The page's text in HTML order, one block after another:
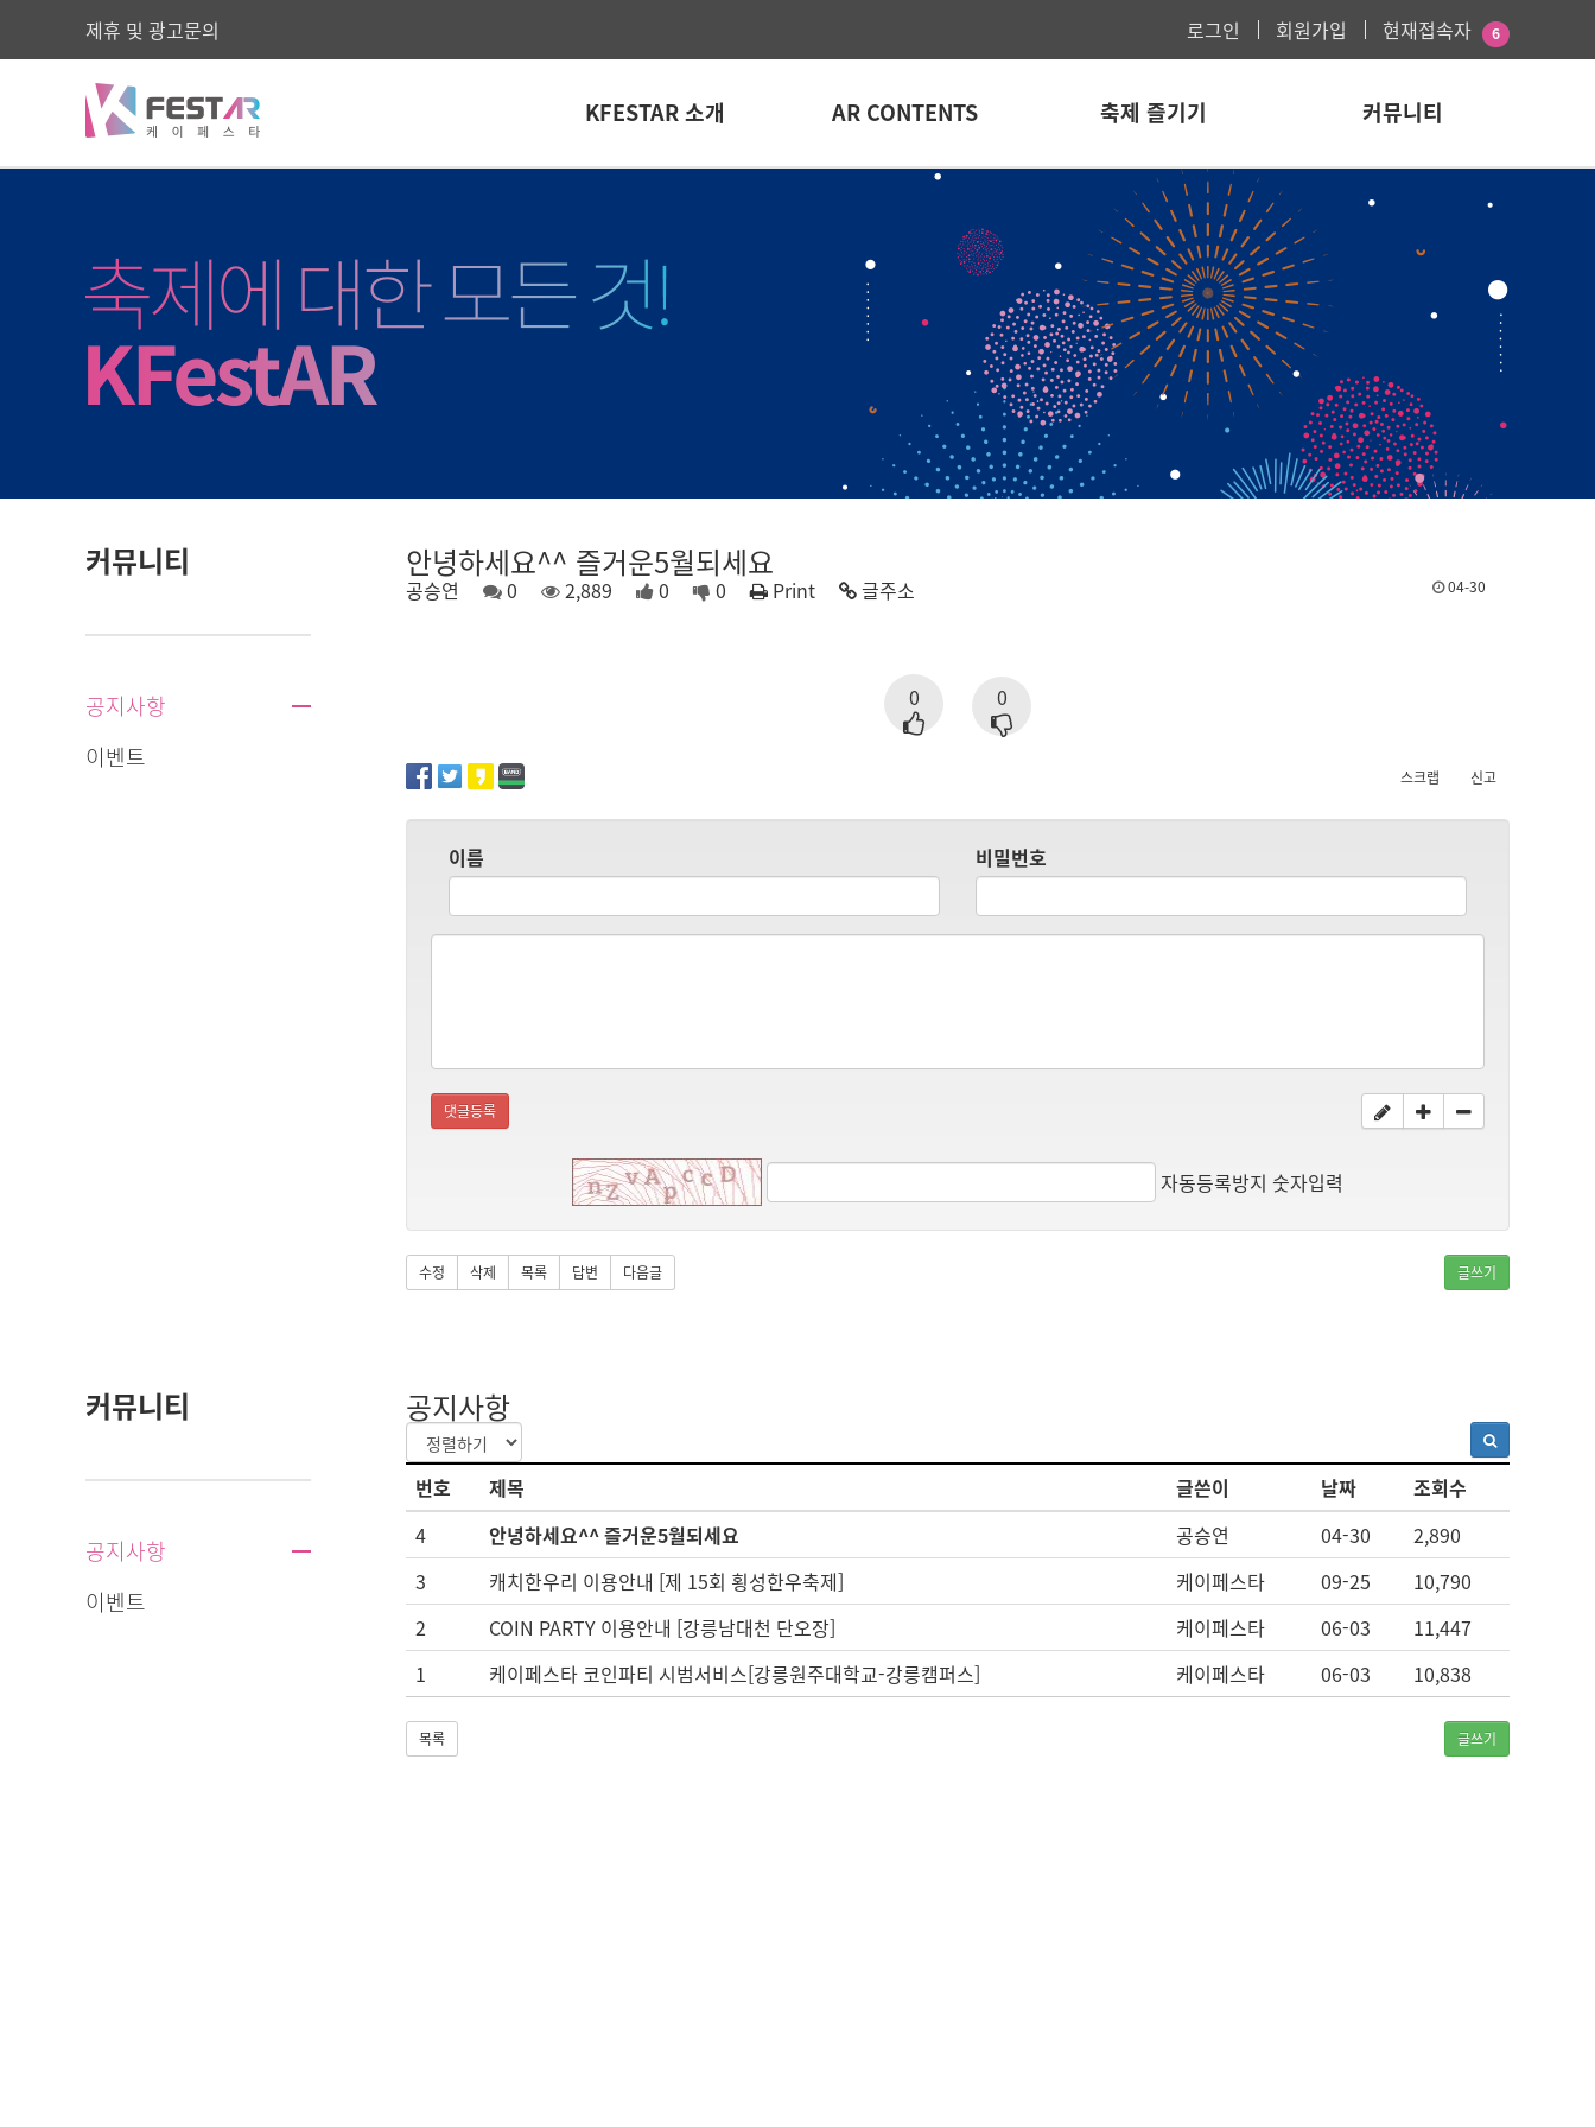
제휴 및 광고문의 로그인 회원가입 현재접속자 6
KFESTAR 소개 AR CONTENTS 축제 즐기기 커뮤니티
커뮤니티
공지사항
이벤트
안녕하세요^^ 즐거운5월되세요
공승연 0 2,889 0 0 Print 글주소 04-30
0 0
스크랩 신고
이름 비밀번호
댓글등록
자동등록방지 숫자입력
수정 삭제 목록 답변 다음글 글쓰기
커뮤니티
공지사항
이벤트
공지사항
번호 제목 글쓴이 날짜
조회수
4
안녕하세요^^ 즐거운5월되세요 공승연 04-30
2,890
3
캐치한우리 이용안내 [제 15회 횡성한우축제] 케이페스타 09-25
10,790
2
COIN PARTY 이용안내 [강릉남대천 단오장] 케이페스타 06-03
11,447
1
케이페스타 코인파티 시범서비스[강릉원주대학교-강릉캠퍼스] 케이페스타 06-03 10,838
목록 글쓰기